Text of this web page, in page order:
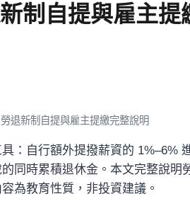
制自提與雇主提
退新制自提與雇主提繳完整說明
：自行額外提撥薪資的 1%–6%
同時累積退休金。本文完整說明
為教育性質，非投資建議。